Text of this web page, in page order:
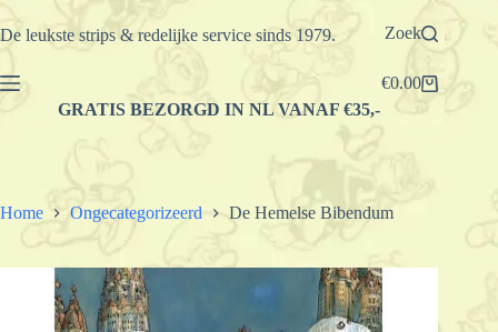
Ga
naar
De leukste strips & redelijke service sinds 1979. Zoek
Winkelwagen
€0.00
GRATIS BEZORGD IN NL VANAF €35,-
Home Ongecategorizeerd De Hemelse Bibendum